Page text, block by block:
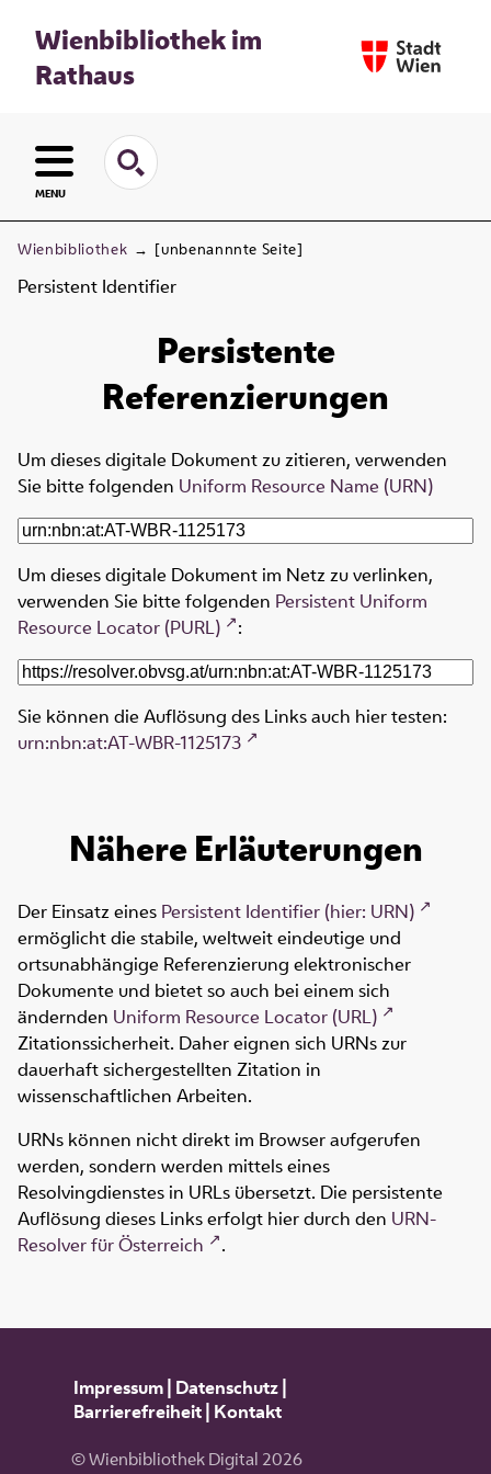
Wienbibliothek im
Rathaus
MENU
Wienbibliothek → [unbenannnte Seite]
Persistent Identifier
Persistente
Referenzierungen
Um dieses digitale Dokument zu zitieren, verwenden
Sie bitte folgenden Uniform Resource Name (URN)
Um dieses digitale Dokument im Netz zu verlinken,
verwenden Sie bitte folgenden Persistent Uniform
Resource Locator (PURL)
:
Sie können die Auflösung des Links auch hier testen:
urn:nbn:at:AT-WBR-1125173
Nähere Erläuterungen
Der Einsatz eines Persistent Identifier (hier: URN)
ermöglicht die stabile, weltweit eindeutige und
ortsunabhängige Referenzierung elektronischer
Dokumente und bietet so auch bei einem sich
ändernden Uniform Resource Locator (URL)
Zitationssicherheit. Daher eignen sich URNs zur
dauerhaft sichergestellten Zitation in
wissenschaftlichen Arbeiten.
URNs können nicht direkt im Browser aufgerufen
werden, sondern werden mittels eines
Resolvingdienstes in URLs übersetzt. Die persistente
Auflösung dieses Links erfolgt hier durch den URN-
Resolver für Österreich
.
Impressum| Datenschutz|
Barrierefreiheit| Kontakt
© Wienbibliothek Digital 2026